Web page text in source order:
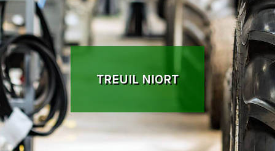
TREUIL NIORT